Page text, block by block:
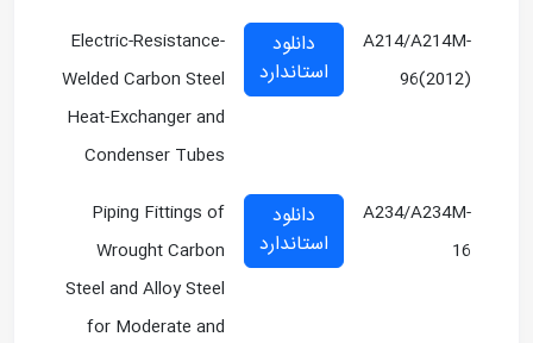
A214/A214M-
96(2012)
دانلود
استاندارد
Electric-Resistance-
Welded Carbon Steel
Heat-Exchanger and
Condenser Tubes
A234/A234M-
16
دانلود
استاندارد
Piping Fittings of
Wrought Carbon
Steel and Alloy Steel
for Moderate and